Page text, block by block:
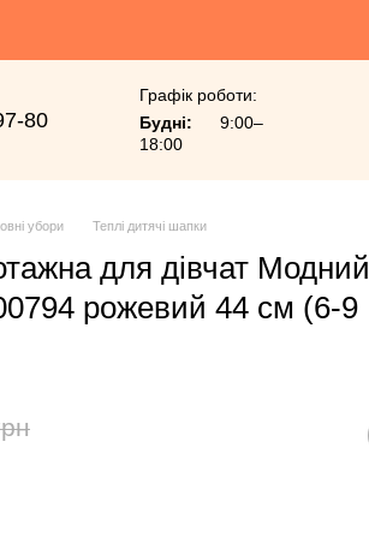
80
Графік роботи:
Будні:
9:00–
18:00
убори Теплі дитячі шапки
для дівчат Модний
рожевий 44 см (6-9